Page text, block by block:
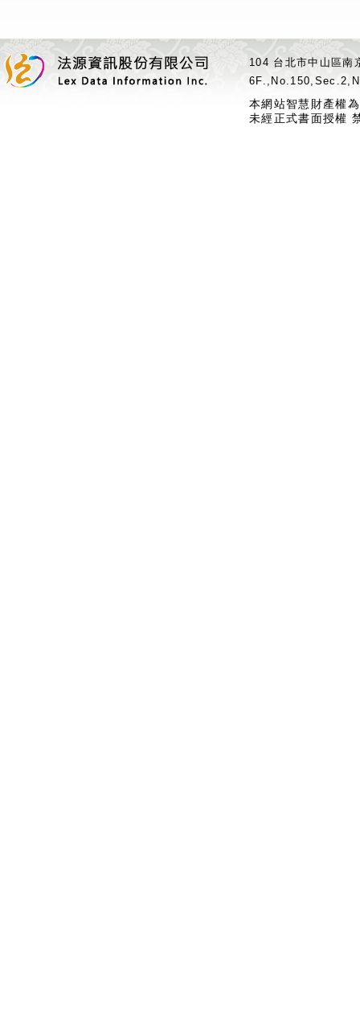
104 台北市中山區
本網站智慧財產權
未經正式書面授權